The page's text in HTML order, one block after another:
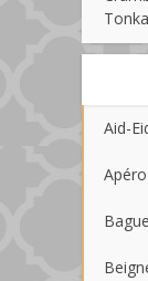
Tonka
Aid-
Apéro